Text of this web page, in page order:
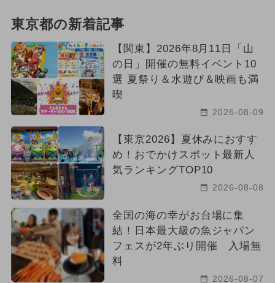
東京都の新着記事
【関東】2026年8月11日「山
の日」開催の無料イベント10
選 夏祭り＆水遊び＆映画も満
喫
2026-08-09
【東京2026】夏休みにおすす
め！おでかけスポット最新人
気ランキングTOP10
2026-08-08
全国の海の幸がお台場に集
結！日本最大級の魚ジャパン
フェスが2年ぶり開催 入場無
料
2026-08-07